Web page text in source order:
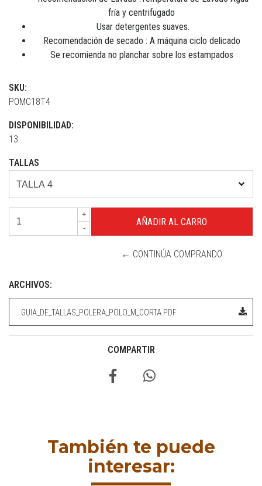
fría y centrifugado
Usar detergentes suaves.
Recomendación de secado : A máquina ciclo delicado
Se recomienda no planchar sobre los estampados
SKU:
POMC18T4
DISPONIBILIDAD:
13
TALLAS
+
-
← CONTINÚA COMPRANDO
ARCHIVOS:
GUIA_DE_TALLAS_POLERA_POLO_M_CORTA.PDF
COMPARTIR
También te puede
interesar: